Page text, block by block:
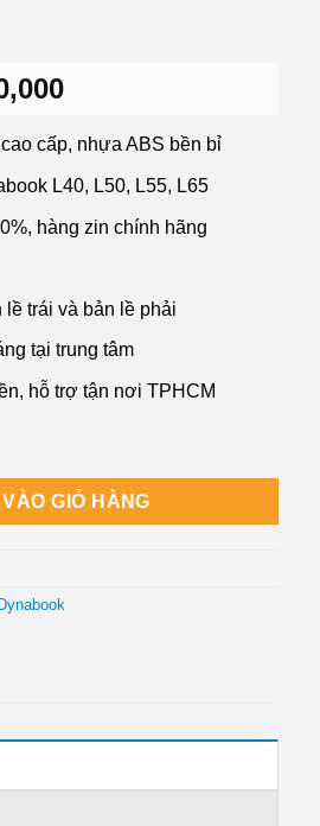
Giá
tại
là:
₫250,000.
cấp, nhựa ABS bền bỉ
L40, L50, L55, L65
hàng zin chính hãng
lề trái và bản lề phải
tại trung tâm
hỗ trợ tận nơi TPHCM
L40 L50 L55 L65 - Sửa Lấy Liền
GIỎ HÀNG